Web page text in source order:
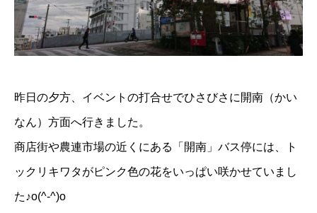
昨日の夕方、イベントの打合せでひさびさに開南（かい
なん）方面へ行きました。
商店街や農連市場の近くにある「開南」バス停には、ト
ックリキワタがピンク色の花をいっぱい咲かせていまし
た♪o(^-^)o